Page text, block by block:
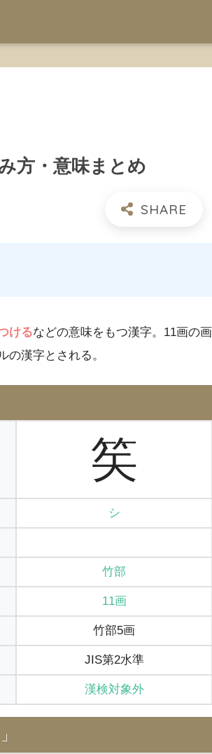
方・意味まとめ
けるなどの意味をもつ漢字。11画の画
漢字とされる。
笶
シ
竹部
11画
竹部5画
JIS第2水準
漢検対象外